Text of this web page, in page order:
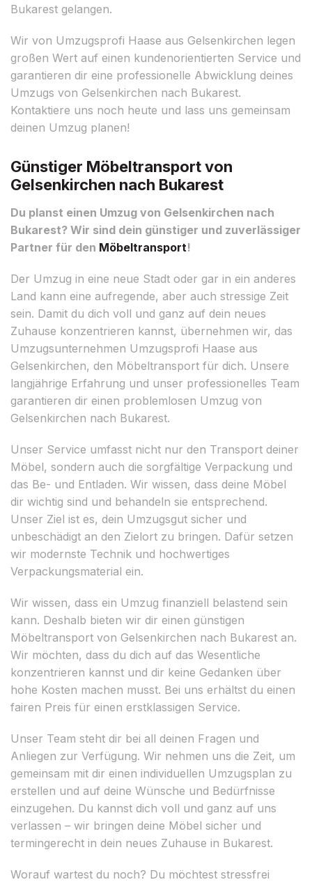
Bukarest gelangen.
Wir von Umzugsprofi Haase aus Gelsenkirchen legen
großen Wert auf einen kundenorientierten Service und
garantieren dir eine professionelle Abwicklung deines
Umzugs von Gelsenkirchen nach Bukarest.
Kontaktiere uns noch heute und lass uns gemeinsam
deinen Umzug planen!
Günstiger Möbeltransport von
Gelsenkirchen nach Bukarest
Du planst einen Umzug von Gelsenkirchen nach
Bukarest? Wir sind dein günstiger und zuverlässiger
Partner für den Möbeltransport!
Der Umzug in eine neue Stadt oder gar in ein anderes
Land kann eine aufregende, aber auch stressige Zeit
sein. Damit du dich voll und ganz auf dein neues
Zuhause konzentrieren kannst, übernehmen wir, das
Umzugsunternehmen Umzugsprofi Haase aus
Gelsenkirchen, den Möbeltransport für dich. Unsere
langjährige Erfahrung und unser professionelles Team
garantieren dir einen problemlosen Umzug von
Gelsenkirchen nach Bukarest.
Unser Service umfasst nicht nur den Transport deiner
Möbel, sondern auch die sorgfältige Verpackung und
das Be- und Entladen. Wir wissen, dass deine Möbel
dir wichtig sind und behandeln sie entsprechend.
Unser Ziel ist es, dein Umzugsgut sicher und
unbeschädigt an den Zielort zu bringen. Dafür setzen
wir modernste Technik und hochwertiges
Verpackungsmaterial ein.
Wir wissen, dass ein Umzug finanziell belastend sein
kann. Deshalb bieten wir dir einen günstigen
Möbeltransport von Gelsenkirchen nach Bukarest an.
Wir möchten, dass du dich auf das Wesentliche
konzentrieren kannst und dir keine Gedanken über
hohe Kosten machen musst. Bei uns erhältst du einen
fairen Preis für einen erstklassigen Service.
Unser Team steht dir bei all deinen Fragen und
Anliegen zur Verfügung. Wir nehmen uns die Zeit, um
gemeinsam mit dir einen individuellen Umzugsplan zu
erstellen und auf deine Wünsche und Bedürfnisse
einzugehen. Du kannst dich voll und ganz auf uns
verlassen – wir bringen deine Möbel sicher und
termingerecht in dein neues Zuhause in Bukarest.
Worauf wartest du noch? Du möchtest stressfrei